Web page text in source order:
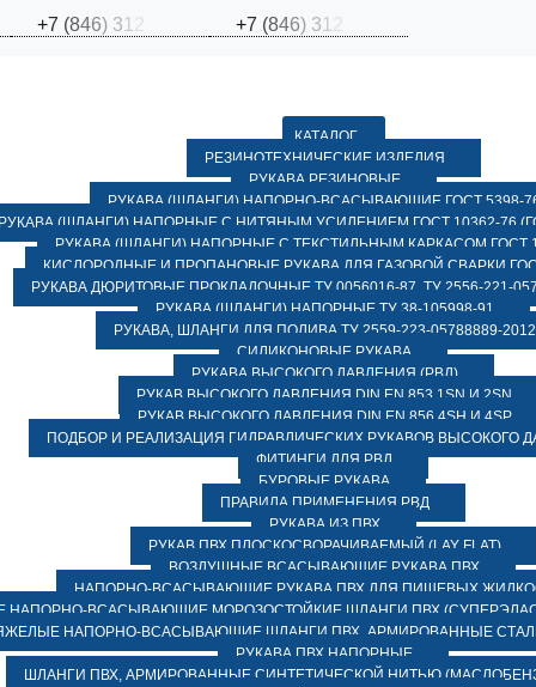
+7 (846) 31 +7 (846) 31
КАТАЛОГ
РЕЗИНОТЕХНИЧЕСКИЕ ИЗДЕЛИЯ
РУКАВА РЕЗИНОВЫЕ
РУКАВА (ШЛАНГИ) НАПОРНО-ВСАСЫВАЮЩИЕ ГОСТ 5398-
(ШЛАНГИ) НАПОРНЫЕ С НИТЯНЫМ УСИЛЕНИЕМ ГОСТ 10362-76
РУКАВА (ШЛАНГИ) НАПОРНЫЕ С ТЕКСТИЛЬНЫМ КАРКАСОМ ГОСТ
КИСЛОРОДНЫЕ И ПРОПАНОВЫЕ РУКАВА ДЛЯ ГАЗОВОЙ СВАРКИ
РУКАВА ДЮРИТОВЫЕ ПРОКЛАДОЧНЫЕ ТУ 0056016-87, ТУ 2556-221-
РУКАВА (ШЛАНГИ) НАПОРНЫЕ ТУ 38-105998-91
РУКАВА, ШЛАНГИ ДЛЯ ПОЛИВА ТУ 2559-223-05788889-2012
СИЛИКОНОВЫЕ РУКАВА
РУКАВА ВЫСОКОГО ДАВЛЕНИЯ (РВД)
РУКАВ ВЫСОКОГО ДАВЛЕНИЯ DIN EN 853 1SN И 2SN
РУКАВ ВЫСОКОГО ДАВЛЕНИЯ DIN EN 856 4SH И 4SP
ПОДБОР И РЕАЛИЗАЦИЯ ГИДРАВЛИЧЕСКИХ РУКАВОВ ВЫСОКОГО
ФИТИНГИ ДЛЯ РВД
БУРОВЫЕ РУКАВА
ПРАВИЛА ПРИМЕНЕНИЯ РВД
РУКАВА ИЗ ПВХ
РУКАВ ПВХ ПЛОСКОСВОРАЧИВАЕМЫЙ (LAY FLAT)
ВОЗДУШНЫЕ ВСАСЫВАЮЩИЕ РУКАВА ПВХ
НАПОРНО-ВСАСЫВАЮЩИЕ РУКАВА ПВХ ДЛЯ ПИЩЕВЫХ
НАПОРНО-ВСАСЫВАЮЩИЕ МОРОЗОСТОЙКИЕ ШЛАНГИ ПВХ
НАПОРНО-ВСАСЫВАЮЩИЕ ШЛАНГИ ПВХ, АРМИРОВАННЫЕ
РУКАВА ПВХ НАПОРНЫЕ
ШЛАНГИ ПВХ, АРМИРОВАННЫЕ СИНТЕТИЧЕСКОЙ НИТЬЮ